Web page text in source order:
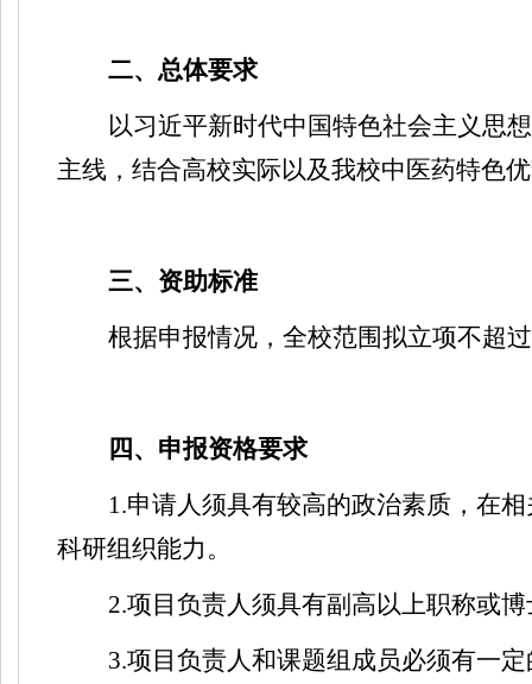
二、总体要求
以习近平新时代中国特色社会主义思
主线，结合高校实际以及我校中医药特色
三、资助标准
根据申报情况， 全校范围拟立项不超过
四、申报资格要求
1.申请人须具有较高的政治素质，在
科研组织能力。
2.项目负责人须具有副高以上职称或
3.项目负责人和课题组成员必须有一